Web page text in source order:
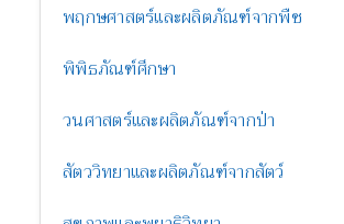
พฤกษศาสตร์และผลิตภัณฑ์จากพืช
พิพิธภัณฑ์ศึกษา
วนศาสตร์และผลิตภัณฑ์จากป่า
สัตววิทยาและผลิตภัณฑ์จากสัตว์